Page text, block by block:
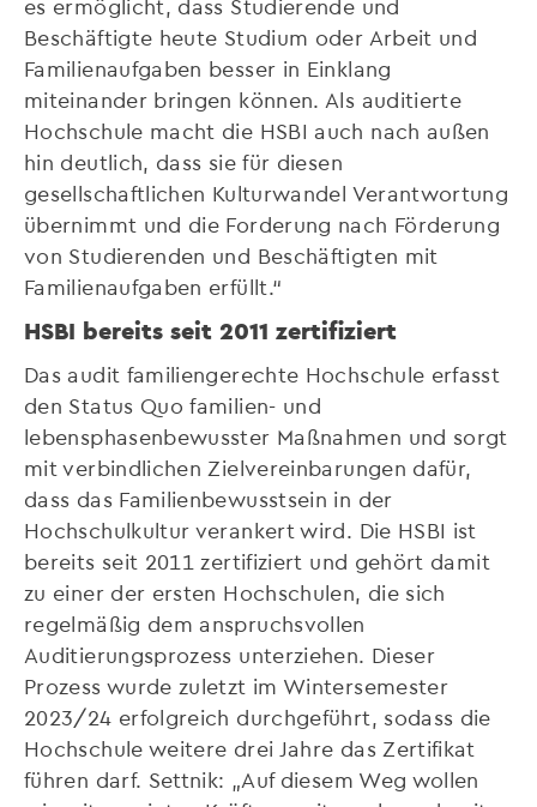
es ermöglicht, dass Studierende und
Beschäftigte heute Studium oder Arbeit und
Familienaufgaben besser in Einklang
miteinander bringen können. Als auditierte
Hochschule macht die HSBI auch nach außen
hin deutlich, dass sie für diesen
gesellschaftlichen Kulturwandel Verantwortung
übernimmt und die Forderung nach Förderung
von Studierenden und Beschäftigten mit
Familienaufgaben erfüllt.“
HSBI bereits seit 2011 zertifiziert
Das audit familiengerechte Hochschule erfasst
den Status Quo familien- und
lebensphasenbewusster Maßnahmen und sorgt
mit verbindlichen Zielvereinbarungen dafür,
dass das Familienbewusstsein in der
Hochschulkultur verankert wird. Die HSBI ist
bereits seit 2011 zertifiziert und gehört damit
zu einer der ersten Hochschulen, die sich
regelmäßig dem anspruchsvollen
Auditierungsprozess unterziehen. Dieser
Prozess wurde zuletzt im Wintersemester
2023/24 erfolgreich durchgeführt, sodass die
Hochschule weitere drei Jahre das Zertifikat
führen darf. Settnik: „Auf diesem Weg wollen